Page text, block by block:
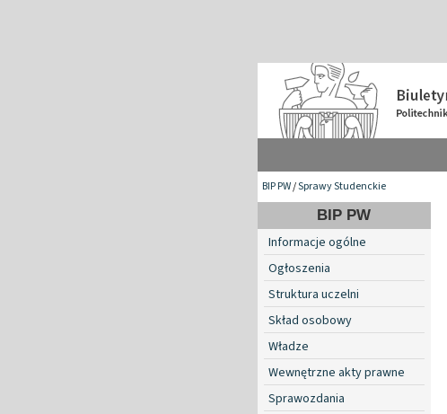
BIP PW/Sprawy Studenckie
BIP PW
Informacje ogólne
Ogłoszenia
Struktura uczelni
Skład osobowy
Władze
Wewnętrzne akty prawne
Sprawozdania